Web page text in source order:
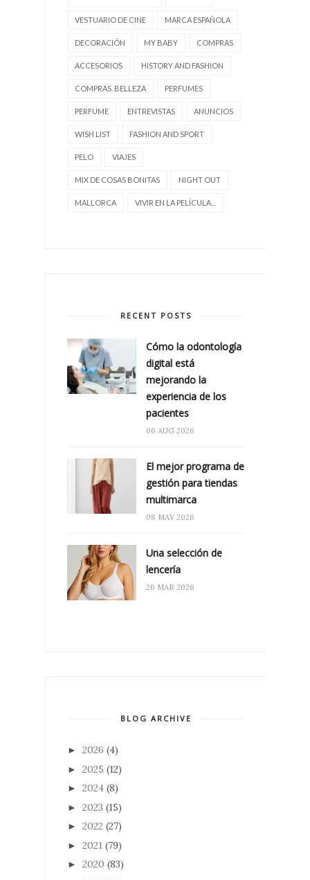
VESTUARIO DE CINE MARCA ESPAÑOLA
DECORACIÓN MY BABY COMPRAS
ACCESORIOS HISTORY AND FASHION
COMPRAS. BELLEZA PERFUMES
PERFUME ENTREVISTAS ANUNCIOS
WISH LIST FASHION AND SPORT
PELO VIAJES
MIX DE COSAS BONITAS NIGHT OUT
MALLORCA VIVIR EN LA PELÍCULA...
RECENT POSTS
Cómo la odontología
digital está
mejorando la
experiencia de los
pacientes
06 AUG 2026
El mejor programa de
gestión para tiendas
multimarca
08 MAY 2026
Una selección de
lencería
26 MAR 2026
BLOG ARCHIVE
► 2026 (4)
► 2025 (12)
► 2024 (8)
► 2023 (15)
► 2022 (27)
► 2021 (79)
► 2020 (83)